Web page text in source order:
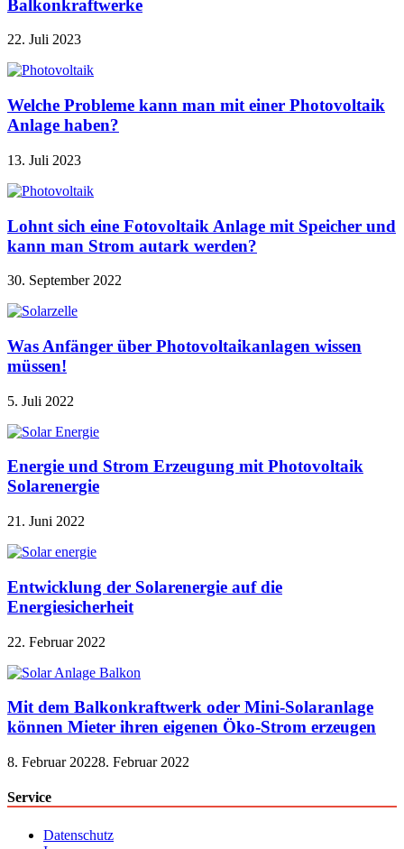
Balkonkraftwerke
22. Juli 2023
Welche Probleme kann man mit einer Photovoltaik
Anlage haben?
13. Juli 2023
Lohnt sich eine Fotovoltaik Anlage mit Speicher und
kann man Strom autark werden?
30. September 2022
Was Anfänger über Photovoltaikanlagen wissen
müssen!
5. Juli 2022
Energie und Strom Erzeugung mit Photovoltaik
Solarenergie
21. Juni 2022
Entwicklung der Solarenergie auf die
Energiesicherheit
22. Februar 2022
Mit dem Balkonkraftwerk oder Mini-Solaranlage
können Mieter ihren eigenen Öko-Strom erzeugen
8. Februar 20228. Februar 2022
Service
Datenschutz